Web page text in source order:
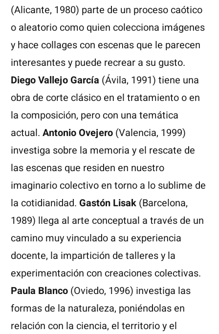
(Alicante, 1980) parte de un proceso caótico
o aleatorio como quien colecciona imágenes
y hace collages con escenas que le parecen
interesantes y puede recrear a su gusto.
Diego Vallejo García (Ávila, 1991) tiene una
obra de corte clásico en el tratamiento o en
la composición, pero con una temática
actual.Antonio Ovejero (Valencia, 1999)
investiga sobre la memoria y el rescate de
las escenas que residen en nuestro
imaginario colectivo en torno a lo sublime de
la cotidianidad. Gastón Lisak (Barcelona,
1989) llega al arte conceptual a través de un
camino muy vinculado a su experiencia
docente, la impartición de talleres y la
experimentación con creaciones colectivas.
Paula Blanco (Oviedo, 1996) investiga las
formas de la naturaleza, poniéndolas en
relación con la ciencia, el territorio y el